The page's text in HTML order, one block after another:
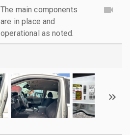
The main components
are in place and
operational as noted.